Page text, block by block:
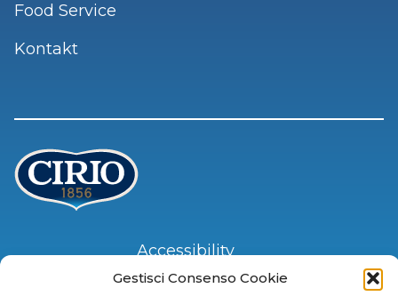
Gestisci Consenso Cookie
Food Service
Kontakt
Accessibility
Privacy Policy